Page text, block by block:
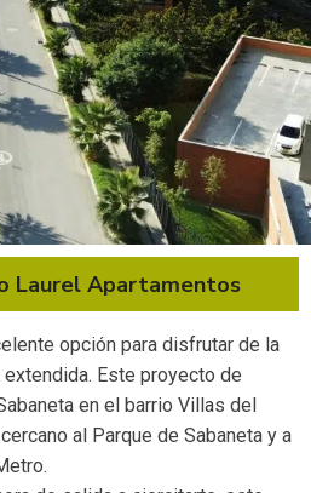
Laurel Apartamentos
opción para disfrutar de la
Este proyecto de
en el barrio Villas del
al Parque de Sabaneta y a